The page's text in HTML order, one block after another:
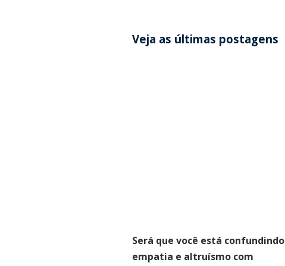
Veja as últimas postagens
Será que você está confundindo
empatia e altruísmo com